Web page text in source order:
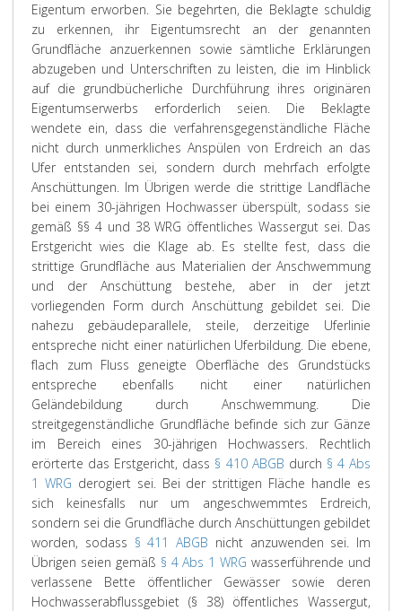
Eigentum erworben. Sie begehrten, die Beklagte schuldig
zu erkennen, ihr Eigentumsrecht an der genannten
Grundfläche anzuerkennen sowie sämtliche Erklärungen
abzugeben und Unterschriften zu leisten, die im Hinblick
auf die grundbücherliche Durchführung ihres originären
Eigentumserwerbs erforderlich seien. Die Beklagte
wendete ein, dass die verfahrensgegenständliche Fläche
nicht durch unmerkliches Anspülen von Erdreich an das
Ufer entstanden sei, sondern durch mehrfach erfolgte
Anschüttungen. Im Übrigen werde die strittige Landfläche
bei einem 30-jährigen Hochwasser überspült, sodass sie
gemäß §§ 4 und 38 WRG öffentliches Wassergut sei. Das
Erstgericht wies die Klage ab. Es stellte fest, dass die
strittige Grundfläche aus Materialien der Anschwemmung
und der Anschüttung bestehe, aber in der jetzt
vorliegenden Form durch Anschüttung gebildet sei. Die
nahezu gebäudeparallele, steile, derzeitige Uferlinie
entspreche nicht einer natürlichen Uferbildung. Die ebene,
flach zum Fluss geneigte Oberfläche des Grundstücks
entspreche ebenfalls nicht einer natürlichen
Geländebildung durch Anschwemmung. Die
streitgegenständliche Grundfläche befinde sich zur Gänze
im Bereich eines 30-jährigen Hochwassers. Rechtlich
erörterte das Erstgericht, dass § 410 ABGB durch § 4 Abs
1 WRG derogiert sei. Bei der strittigen Fläche handle es
sich keinesfalls nur um angeschwemmtes Erdreich,
sondern sei die Grundfläche durch Anschüttungen gebildet
worden, sodass § 411 ABGB nicht anzuwenden sei. Im
Übrigen seien gemäß § 4 Abs 1 WRG wasserführende und
verlassene Bette öffentlicher Gewässer sowie deren
Hochwasserabflussgebiet (§ 38) öffentliches Wassergut,